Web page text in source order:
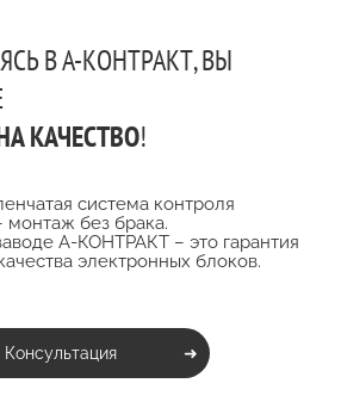
В А-КОНТРАКТ, ВЫ
КАЧЕСТВО!
система контроля
монтаж без брака.
А-КОНТРАКТ – это гарантия
электронных блоков.
Консультация